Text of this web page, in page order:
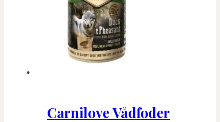
Carnilove Vådfoder